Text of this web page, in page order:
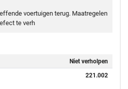
voertuigen terug. Maatregelen
te verh
Niet verholpen
221.002